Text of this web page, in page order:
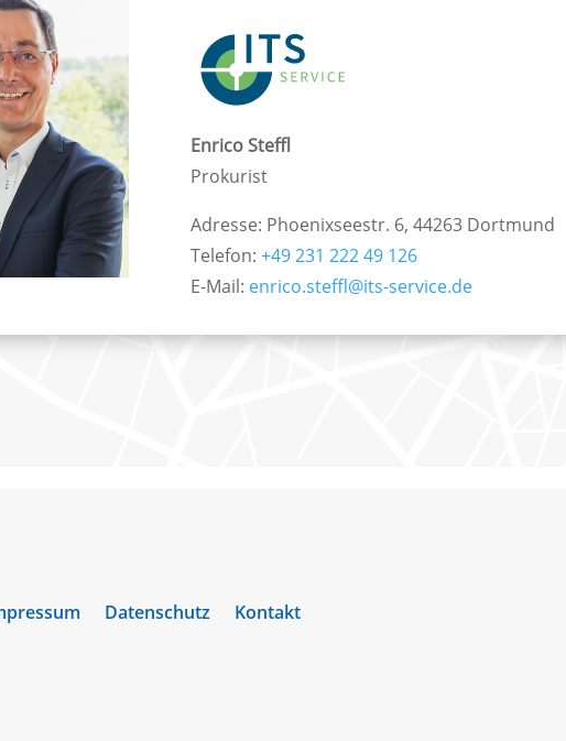
Enrico Steffl
Prokurist
Adresse: Phoenixseestr. 6, 44263 Dortmund
Telefon:+49 231 222 49 126
E-Mail: enrico.steffl@its-service.de
Datenschutz Kontakt